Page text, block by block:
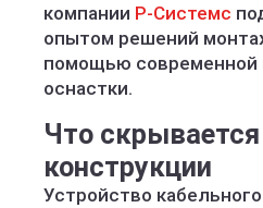
компании Р-Системс
опытом решений
помощью современной
оснастки.
Что
конструкции
Устройство